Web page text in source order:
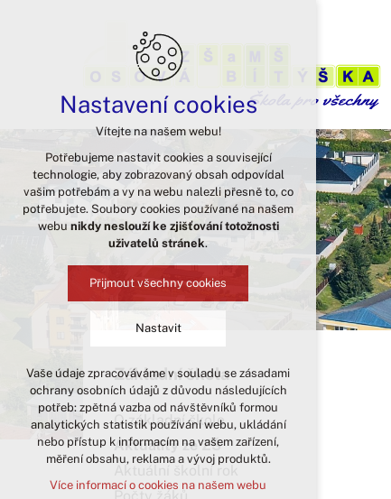
Základní škola
O základní škole
Aktuality ze ZŠ
Aktuální školní rok
Nastavení cookies
Vítejte na našem webu!
Potřebujeme nastavit cookies a související
technologie, aby zobrazovaný obsah odpovídal
vašim potřebám a vy na webu nalezli přesně to, co
potřebujete. Soubory cookies používané na našem
webu nikdy neslouží ke zjišťování totožnosti
uživatelů stránek.
Přijmout všechny cookies
Nastavit
Technická cookies
nutná pro provozování webu
udržení kontextu stránek (session):
případná přihlášení, volby jazyka, apod.
analytická pro anonymizované
Vaše údaje zpracováváme v souladu se zásadami
ochrany osobních údajů z důvodu následujících
potřeb: zpětná vazba od návštěvníků formou
analytických statistik používání webu, ukládání
nebo přístup k informacím na vašem zařízení,
měření obsahu, reklama a vývoj produktů.
Více informací o cookies na našem webu